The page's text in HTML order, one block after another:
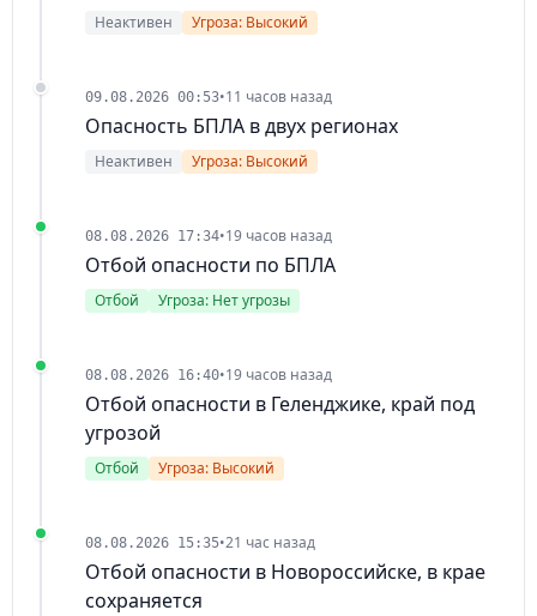
Неактивен Угроза: Высокий
09.08.2026 00:53•11 часов назад
Опасность БПЛА в двух регионах
Неактивен Угроза: Высокий
08.08.2026 17:34•19 часов назад
Отбой опасности по БПЛА
Отбой Угроза: Нет угрозы
08.08.2026 16:40•19 часов назад
Отбой опасности в Геленджике, край под
угрозой
Отбой Угроза: Высокий
08.08.2026 15:35•21 час назад
Отбой опасности в Новороссийске, в крае
сохраняется